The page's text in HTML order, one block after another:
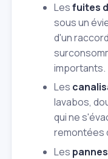
Lesfuites
sous un
d'un
importants.
Les
lavabos,
qui ne
remontées
Les